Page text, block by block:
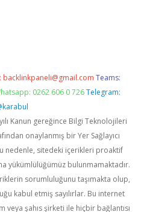
backlinkpaneli@gmail.com Teams:
0262 606 0 726 Telegram:
Kanun gereğince Bilgi Teknolojileri
onaylanmış bir Yer Sağlayıcı
nedenle, sitedeki içerikleri proaktif
yükümlülüğümüz bulunmamaktadır.
sorumluluğunu taşımakta olup,
kabul etmiş sayılırlar. Bu internet
şahıs şirketi ile hiçbir bağlantısı